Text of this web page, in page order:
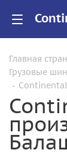
Главная
Грузовые
-